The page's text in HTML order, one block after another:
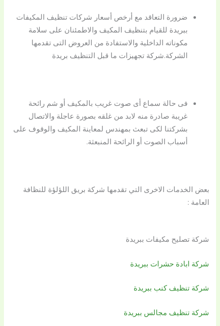
ضرورة التعاقد مع أرخص أسعار شركات تنظيف المكيفات
ببريدة للقيام بتنظيف المكيف والاطمئنان على سلامة
مكوناته الداخلية والاستفادة من العروض التى تقدمها
الشركة.شركة تجهيزات ما قبل التنظيف بريدة
فى حالة سماع أى صوت غريب بالمكيف أو شم رائحة
غريبة صادرة منه لابد من غلقه بصورة عاجلة والاتصال
بشركتنا لكى تبعث بمهندس لمعاينة المكيف والوقوف على
أسباب الصوت أو الرائحة المنبعثة.
بعض الخدمات الاخرى التي تقدمها شركة بريق اللؤلؤة للنظافة
العامة :
شركة تصليح مكيفات ببريدة
شركة ابادة حشرات ببريدة
شركة تنظيف كنب ببريدة
شركة تنظيف مجالس ببريدة